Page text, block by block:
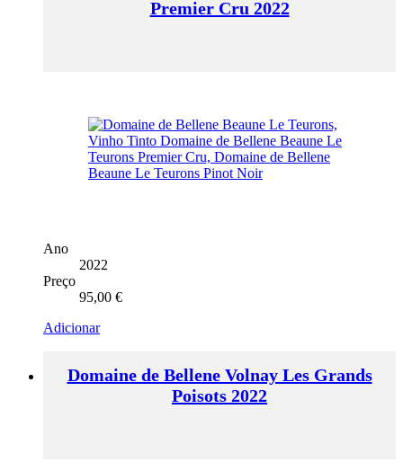
Premier Cru 2022
Ano
2022
Preço
95,00 €
Adicionar
Domaine de Bellene Volnay Les Grands
Poisots 2022